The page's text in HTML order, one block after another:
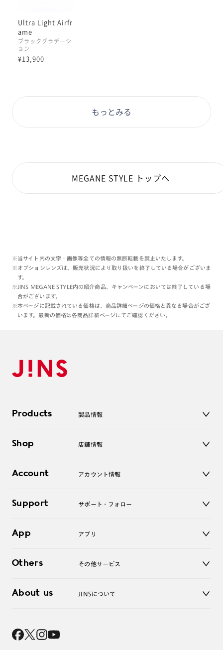
Ultra Light Airfr
ame
ブラックグラデーシ
ョン
¥13,900
もっとみる
MEGANE STYLE トップへ
※当サイト内の文字・画像等全ての情報の無断転載を禁止いたします。
※オプションレンズは、販売状況により取り扱いを終了している場合がございま
す。
※JINS MEGANE STYLE内の紹介商品、キャンペーンにおいては終了している場
合がございます。
※本ページに記載されている価格は、商品詳細ページの価格と異なる場合がござ
います。最新の価格は各商品詳細ページにてご確認ください。
Products 製品情報
サングラス
コンタクトレンズ
アクセサリー
Shop 店舗情報
オンラインショップ
Account アカウント情報
ログアウト
Support サポート・フォロー
よくあるご質問
お問い合わせ
App アプリ
Others その他サービス
レンズ交換
About us JINSについて
採用情報